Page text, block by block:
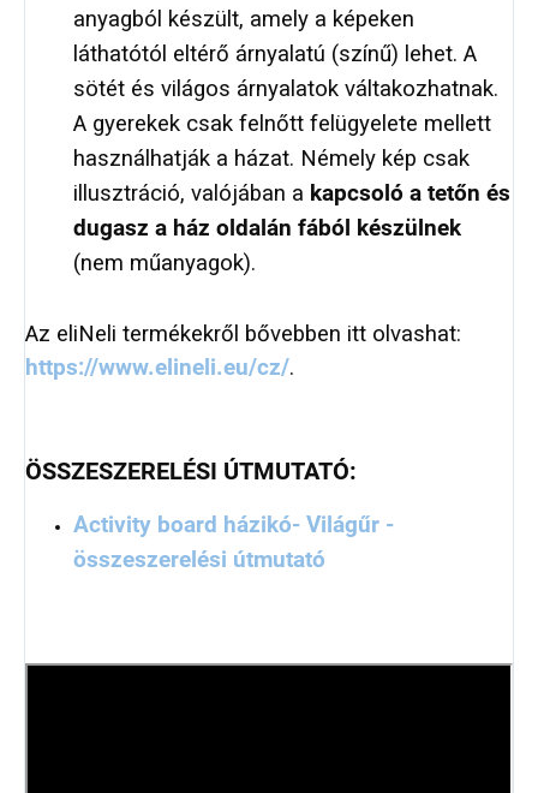
anyagból készült, amely a képeken
láthatótól eltérő árnyalatú (színű) lehet. A
sötét és világos árnyalatok váltakozhatnak.
A gyerekek csak felnőtt felügyelete mellett
használhatják a házat. Némely kép csak
illusztráció, valójában a kapcsoló a tetőn és
dugasz a ház oldalán fából készülnek
(nem műanyagok).
Az eliNeli termékekről bővebben itt olvashat:
https://www.elineli.eu/cz/.
ÖSSZESZERELÉSI ÚTMUTATÓ:
Activity board házikó- Világűr -
összeszerelési útmutató